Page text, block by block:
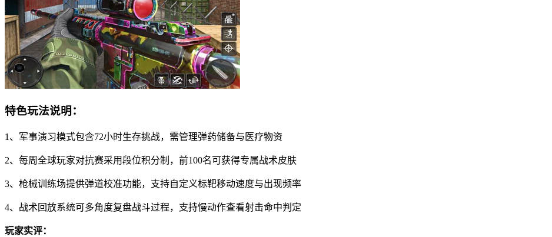
特色玩法说明：
1、军事演习模式包含72小时生存挑战，需管理弹药储备与医疗物资
2、每周全球玩家对抗赛采用段位积分制，前100名可获得专属战术皮肤
3、枪械训练场提供弹道校准功能，支持自定义标靶移动速度与出现频率
4、战术回放系统可多角度复盘战斗过程，支持慢动作查看射击命中判定
玩家实评：